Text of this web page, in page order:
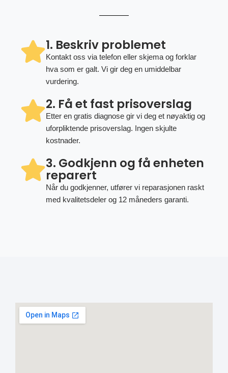
1. Beskriv problemet
Kontakt oss via telefon eller skjema og forklar
hva som er galt. Vi gir deg en umiddelbar
vurdering.
2. Få et fast prisoverslag
Etter en gratis diagnose gir vi deg et nøyaktig og
uforpliktende prisoverslag. Ingen skjulte
kostnader.
3. Godkjenn og få enheten
reparert
Når du godkjenner, utfører vi reparasjonen raskt
med kvalitetsdeler og 12 måneders garanti.